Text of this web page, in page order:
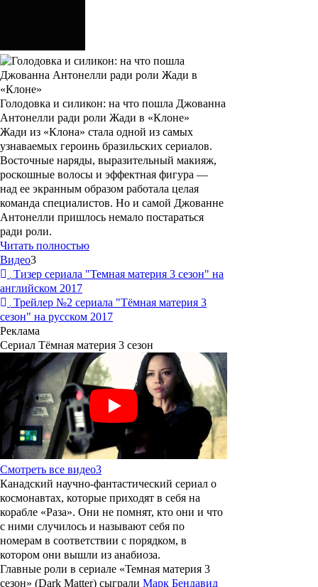
Голодовка и силикон: на что пошла Джованна
Антонелли ради роли Жади в «Клоне»
Жади из «Клона» стала одной из самых
узнаваемых героинь бразильских сериалов.
Восточные наряды, выразительный макияж,
роскошные волосы и эффектная фигура —
над ее экранным образом работала целая
команда специалистов. Но и самой Джованне
Антонелли пришлось немало постараться
ради роли.
Читать полностью
Видео3
Тизер сериала "Темная материя 3 сезон" на
английском 2017
Трейлер №2 сериала "Тёмная материя 3
сезон" на русском 2017
Реклама
Сериал Тёмная материя 3 сезон
Смотреть все видео3
Канадский научно-фантастический сериал о
космонавтах, которые приходят в себя на
корабле «Раза». Они не помнят, кто они и что
с ними случилось и называют себя по
номерам в соответствии с порядком, в
котором они вышли из анабиоза.
Главные роли в сериале «Темная материя 3
сезон» (Dark Matter) сыграли Марк Бендавид